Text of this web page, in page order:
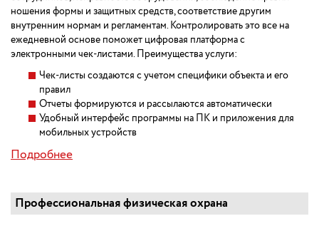
ношения формы и защитных средств, соответствие другим
внутренним нормам и регламентам. Контролировать это все на
ежедневной основе поможет цифровая платформа с
электронными чек-листами. Преимущества услуги:
Чек-листы создаются с учетом специфики объекта и его
правил
Отчеты формируются и рассылаются автоматически
Удобный интерфейс программы на ПК и приложения для
мобильных устройств
Подробнее
Профессиональная физическая охрана